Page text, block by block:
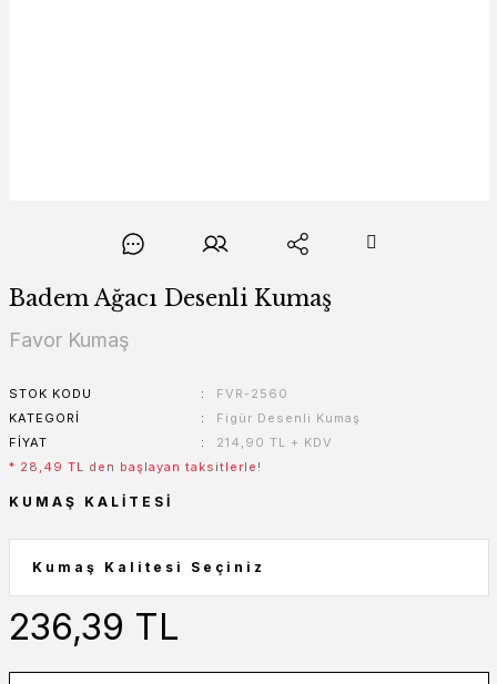
Badem Ağacı Desenli Kumaş
Favor Kumaş
STOK KODU
FVR-2560
KATEGORI
Figür Desenli Kumaş
FIYAT
214,90 TL + KDV
* 28,49 TL den başlayan taksitlerle!
KUMAŞ KALITESI
236,39 TL